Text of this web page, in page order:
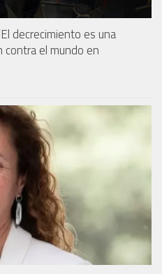
decrecimiento es una
contra el mundo en